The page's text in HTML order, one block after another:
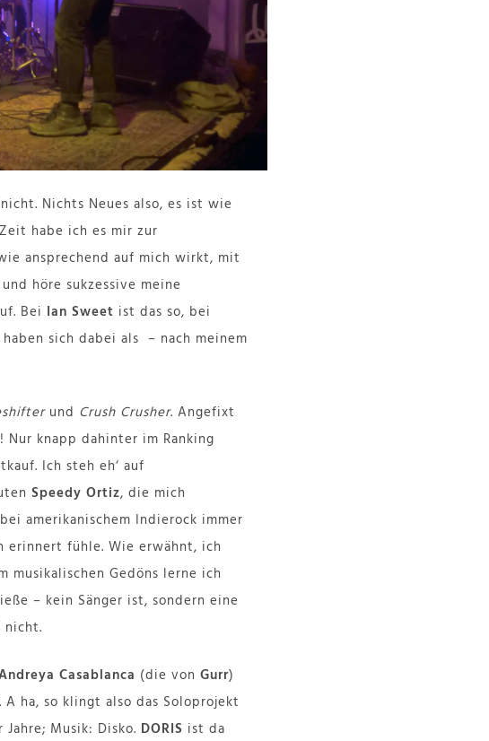
Nichts Neues also, es ist wie
habe ich es mir zur
ansprechend auf mich wirkt, mit
höre sukzessive meine
Bei Ian Sweet ist das so, bei
sich dabei als – nach meinem
und Crush Crusher. Angefixt
knapp dahinter im Ranking
Ich steh eh‘ auf
Speedy Ortiz, die mich
amerikanischem Indierock immer
erinnert fühle. Wie erwähnt, ich
musikalischen Gedöns lerne ich
– kein Sänger ist, sondern eine
nicht.
Casablanca (die von Gurr)
ha, so klingt also das Soloprojekt
Musik: Disko. DORIS ist da